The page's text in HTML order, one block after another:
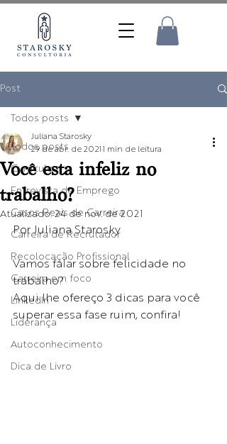
Post
Todos posts
Currículo
Entrevista de Emprego
Casos Reais de Carreira
Carreira de Recrutador
Recolocação Profissional
Carreira em foco
LinkedIn
Liderança
Autoconhecimento
Dica de Livro
Todos posts
Você esta infeliz no
trabalho?
Juliana Starosky
29 de abr. de 2021 1 min de leitura
Atualizado:24 de nov. de 2021
Por Juliana Starosky
Vamos falar sobre felicidade no
trabalho?
Aqui lhe ofereço 3 dicas para você
superar essa fase ruim, confira!